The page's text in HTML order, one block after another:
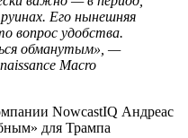
Его нынешняя
вопрос удобства.
обманутым», —
Macro
NowcastIQ Андреас
для Трампа